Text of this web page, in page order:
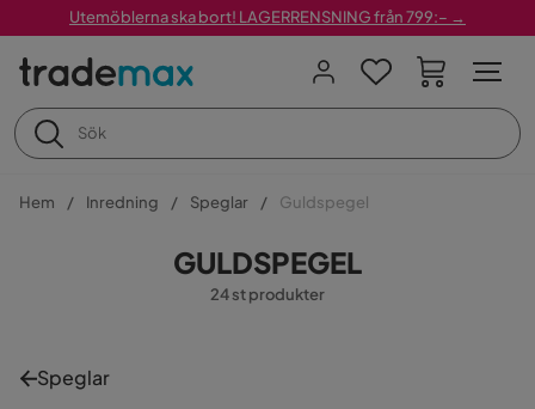
Utemöblerna ska bort! LAGERRENSNING från 799:– →
Hem Inredning Speglar Guldspegel
GULDSPEGEL
24 st produkter
Speglar